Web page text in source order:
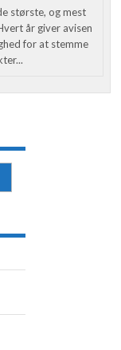
største, og mest
år giver avisen
for at stemme